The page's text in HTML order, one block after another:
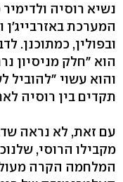
נשיא רוסיה
המערכת באזרבייג'ן
ובפולין, כמתוכנן.
הוא "חלק מניסיון
והוא עשוי "להוביל
תקדים בין רוסיה
עם זאת, לא נראה
מקבילו הרוסי,
המלחמה הקרה